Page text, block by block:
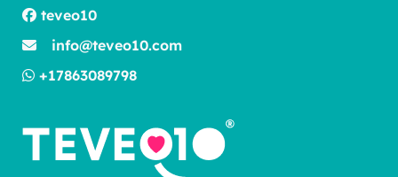
teveo10
info@teveo10.com
+17863089798